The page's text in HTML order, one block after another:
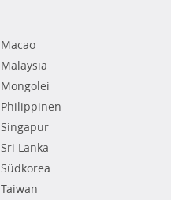
Macao
Malaysia
Mongolei
Philippinen
Singapur
Sri Lanka
Südkorea
Taiwan